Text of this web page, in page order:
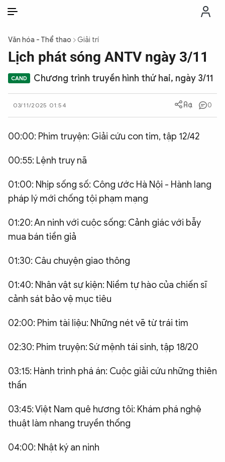
THỜI SỰ
CHỐNG DIỄN BIẾN HÒA BÌNH
CÔNG NGHỆ
QUỐC TẾ
VĂN HÓA - THỂ THAO
BẠN ĐỌC & CAND
eMagazine
Podcast
Video Ảnh
Infographic
Chuyên trangAn ninh thế giớiVăn nghệ Công an
Chuyên đề
Văn hóa - Thể thao Giải trí
Lịch phát sóng ANTV ngày 3/11
Chương trình truyền hình thứ hai, ngày 3/11
03/11/2025 01:54 0
00:00: Phim truyện: Giải cứu con tim, tập 12/42
00:55: Lệnh truy nã
01:00: Nhịp sống số: Công ước Hà Nội - Hành lang
pháp lý mới chống tội phạm mạng
01:20: An ninh với cuộc sống: Cảnh giác với bẫy
mua bán tiền giả
01:30: Câu chuyện giao thông
01:40: Nhân vật sự kiện: Niềm tự hào của chiến sĩ
cảnh sát bảo vệ mục tiêu
02:00: Phim tài liệu: Những nét vẽ từ trái tim
02:30: Phim truyện: Sứ mệnh tái sinh, tập 18/20
03:15: Hành trình phá án: Cuộc giải cứu những thiên
thần
03:45: Việt Nam quê hương tôi: Khám phá nghệ
thuật làm nhang truyền thống
04:00: Nhật ký an ninh